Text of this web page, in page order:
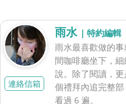
連絡信箱
雨水 | 特約編輯
雨水最喜歡做的
間咖啡廳坐下，
說。除了閱讀，
個禮拜內追完整
看過 6 遍。